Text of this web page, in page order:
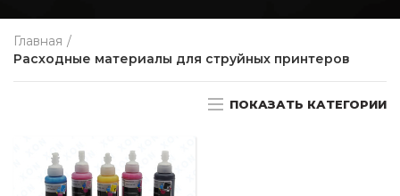
Главная
Расходные материалы для струйных принтеров
ПОКАЗАТЬ КАТЕГОРИИ